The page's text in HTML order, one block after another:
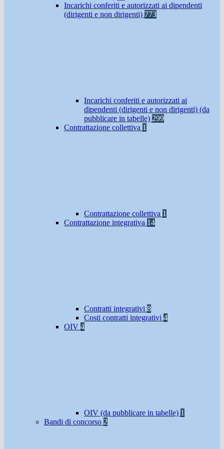
Incarichi conferiti e autorizzati ai dipendenti
(dirigenti e non dirigenti) 773
Incarichi conferiti e autorizzati ai
dipendenti (dirigenti e non dirigenti) (da
pubblicare in tabelle) 299
Contrattazione collettiva 1
Contrattazione collettiva 1
Contrattazione integrativa 14
Contratti integrativi 8
Costi contratti integrativi 4
OIV 4
OIV (da pubblicare in tabelle) 1
Bandi di concorso 2